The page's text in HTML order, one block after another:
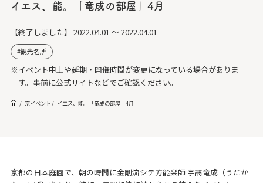
イエス、能。「竜成の部屋」4月
【終了しました】 2022.04.01 ～ 2022.04.01
観光名所
※イベント中止や延期・開催時間が変更になっている場合がありま
す。事前に公式サイトなどでご確認ください。
京イベント イエス、能。「竜成の部屋」4月
京都の日本庭園で、朝の時間に金剛流シテ方能楽師 宇髙竜成（うだか